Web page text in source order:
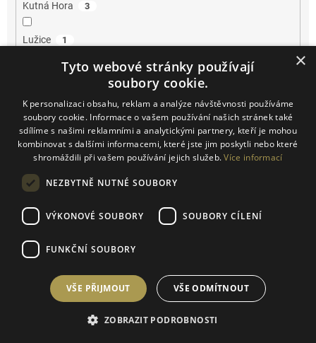
Kutná Hora 3
Lužice 1
2
Mikulov 13
Miroslav 1
Němčičky
Novosedly
Novosedly na Moravě 1
Olbrahomice 1
×
Tyto webové stránky používají
soubory cookie.
K personalizaci obsahu, reklam a analýze návštěvnosti používáme
soubory cookie. Informace o vašem používání našich stránek také
sdílíme s našimi reklamními a analytickými partnery, kteří je mohou
kombinovat s dalšími informacemi, které jste jim poskytli nebo které
shromáždili při vašem používání jejich služeb.Více informací
NEZBYTNĚ NUTNÉ SOUBORY
VÝKONOVÉ SOUBORY SOUBORY CÍLENÍ
FUNKČNÍ SOUBORY
VŠE PŘIJMOUT VŠE ODMÍTNOUT
ZOBRAZIT PODROBNOSTI